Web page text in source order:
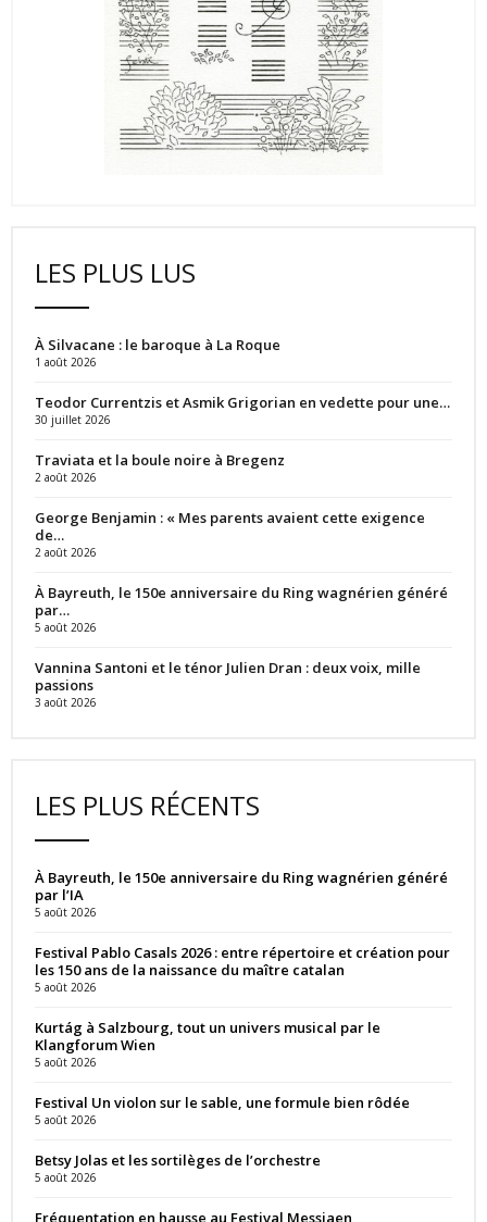
LES PLUS LUS
À Silvacane : le baroque à La Roque
1 août 2026
Teodor Currentzis et Asmik Grigorian en vedette pour une…
30 juillet 2026
Traviata et la boule noire à Bregenz
2 août 2026
George Benjamin : « Mes parents avaient cette exigence
de…
2 août 2026
À Bayreuth, le 150e anniversaire du Ring wagnérien généré
par…
5 août 2026
Vannina Santoni et le ténor Julien Dran : deux voix, mille
passions
3 août 2026
LES PLUS RÉCENTS
À Bayreuth, le 150e anniversaire du Ring wagnérien généré
par l’IA
5 août 2026
Festival Pablo Casals 2026 : entre répertoire et création pour
les 150 ans de la naissance du maître catalan
5 août 2026
Kurtág à Salzbourg, tout un univers musical par le
Klangforum Wien
5 août 2026
Festival Un violon sur le sable, une formule bien rôdée
5 août 2026
Betsy Jolas et les sortilèges de l’orchestre
5 août 2026
Fréquentation en hausse au Festival Messiaen